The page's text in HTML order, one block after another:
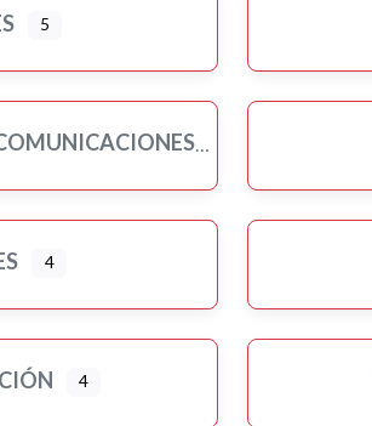
5
4
4